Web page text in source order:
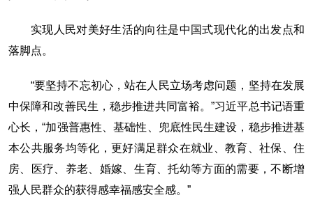
实现人民对美好生活的向往是中国式现代化的出发点和
落脚点。
“要坚持不忘初心，站在人民立场考虑问题，坚持在发展
中保障和改善民生，稳步推进共同富裕。”习近平总书记语重
心长，“加强普惠性、基础性、兜底性民生建设，稳步推进基
本公共服务均等化，更好满足群众在就业、教育、社保、住
房、医疗、养老、婚嫁、生育、托幼等方面的需要，不断增
强人民群众的获得感幸福感安全感。”